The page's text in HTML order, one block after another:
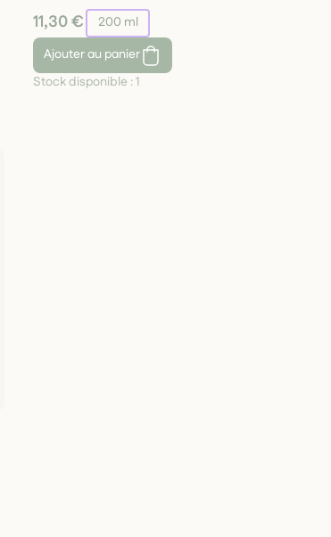
11,30 €
200 ml
Ajouter
au panier
Stock disponible :1